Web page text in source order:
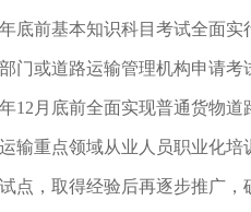
底前基本知识科目考试全面
门或道路运输管理机构申请
月底前全面实现普通货物道
重点领域从业人员职业化培
点，取得经验后再逐步推广